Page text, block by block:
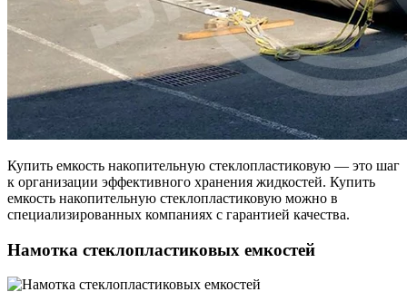
Купить емкость накопительную стеклопластиковую — это шаг
к организации эффективного хранения жидкостей. Купить
емкость накопительную стеклопластиковую можно в
специализированных компаниях с гарантией качества.
Намотка стеклопластиковых емкостей